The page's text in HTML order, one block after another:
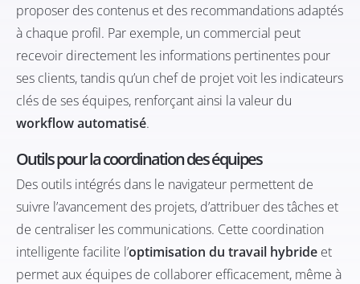
proposer des contenus et des recommandations adaptés
à chaque profil. Par exemple, un commercial peut
recevoir directement les informations pertinentes pour
ses clients, tandis qu’un chef de projet voit les indicateurs
clés de ses équipes, renforçant ainsi la valeur du
workflow automatisé.
Outils pour la coordination des équipes
Des outils intégrés dans le navigateur permettent de
suivre l’avancement des projets, d’attribuer des tâches et
de centraliser les communications. Cette coordination
intelligente facilite l’optimisation du travail hybride et
permet aux équipes de collaborer efficacement, même à